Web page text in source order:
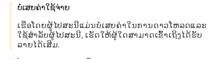
ບໍ່ເສຍຄ່າໃຊ້ຈ່າຍ
ເຮືອໂດຍຜູ້ໄປສະນີແມ່ນບໍ່ເສຍຄ່າໃນການດາວໂຫລດແລະ
ໃຊ້ສໍາລັບຜູ້ໄປສະນີ, ເຮັດໃຫ້ຜູ້ໃດສາມາດເຂົ້າເຖິງໄດ້ຮັບ
ລາຍໄດ້ເສີມ.